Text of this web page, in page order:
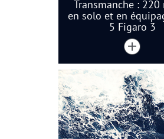
Transmanche :
en solo et en
5 Figaro 3